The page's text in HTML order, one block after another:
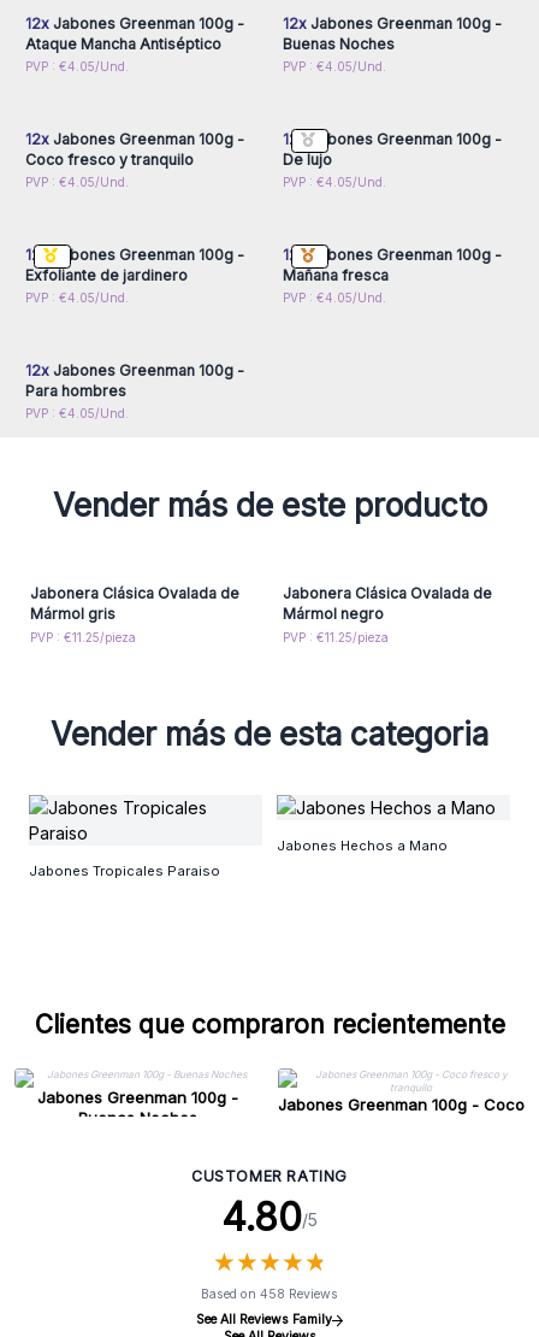
12xJabones Greenman 100g -
Ataque Mancha Antiséptico
PVP : €4.05/Und.
12xJabones Greenman 100g -
Buenas Noches
PVP : €4.05/Und.
Inicie sesión o regístrese
12xJabones Greenman 100g -
Coco fresco y tranquilo
PVP : €4.05/Und.
Inicie sesión o regístrese
12xJabones Greenman 100g -
De lujo
PVP : €4.05/Und.
Inicie sesión o regístrese
12xJabones Greenman 100g -
Exfoliante de jardinero
PVP : €4.05/Und.
Inicie sesión o regístrese
12xJabones Greenman 100g -
Mañana fresca
PVP : €4.05/Und.
Inicie sesión o regístrese
12xJabones Greenman 100g -
Para hombres
PVP : €4.05/Und.
Vender más de este producto
Jabonera Clásica Ovalada de
Mármol gris
PVP : €11.25/pieza
Jabonera Clásica Ovalada de
Mármol negro
PVP : €11.25/pieza
Vender más de esta categoria
Jabones Tropicales Paraiso
Jabones Hechos a Mano
Clientes que compraron recientemente
Jabones Greenman 100g -
Buenas Noches
Jabones Greenman 100g - Coco
CUSTOMER RATING
4.80/5
★★★★★
★★★★★
Based on 458 Reviews
See All Reviews Family